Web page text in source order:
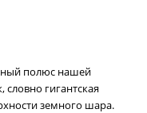
полюс нашей
гигантская
земного шара.